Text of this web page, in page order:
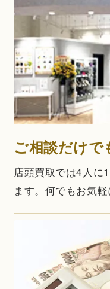
ご相談だけで
店頭買取では4人に
ます。何でもお気軽